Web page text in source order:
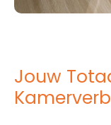
Jouw